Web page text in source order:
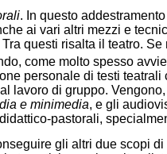
. In questo
ai vari altri mezzi e
questi risalta il teatro.
come molto spesso
personale di testi
lavoro di gruppo.
e minimedia, e gli
pastorali,
gli altri due scopi